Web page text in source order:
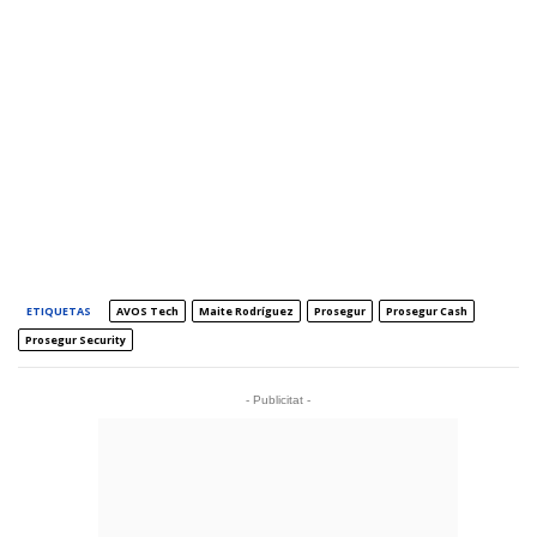
ETIQUETAS AVOS Tech Maite Rodríguez Prosegur
Prosegur Cash
Prosegur Security
- Publicitat -